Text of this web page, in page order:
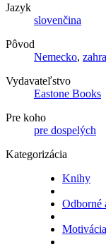
Jazyk
slovenčina
Pôvod
Nemecko,
Vydavateľstvo
Eastone Books
Pre koho
pre dospelých
Kategorizácia
Knihy
Odborné